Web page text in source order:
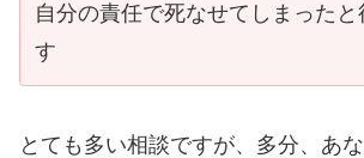
自分の責任で死なせてしまったと
す
とても多い相談ですが、多分、あ